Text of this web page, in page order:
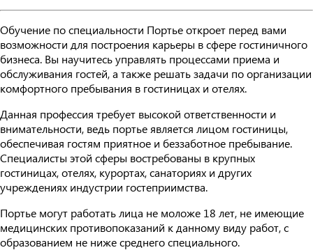
Обучение по специальности Портье откроет перед вами
возможности для построения карьеры в сфере гостиничного
бизнеса. Вы научитесь управлять процессами приема и
обслуживания гостей, а также решать задачи по организации
комфортного пребывания в гостиницах и отелях.
Данная профессия требует высокой ответственности и
внимательности, ведь портье является лицом гостиницы,
обеспечивая гостям приятное и беззаботное пребывание.
Специалисты этой сферы востребованы в крупных
гостиницах, отелях, курортах, санаториях и других
учреждениях индустрии гостеприимства.
Портье могут работать лица не моложе 18 лет, не имеющие
медицинских противопоказаний к данному виду работ, с
образованием не ниже среднего специального.